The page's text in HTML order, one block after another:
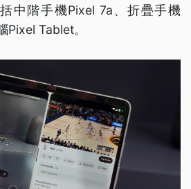
中階手機Pixel 7a、折疊手機
Pixel Tablet。